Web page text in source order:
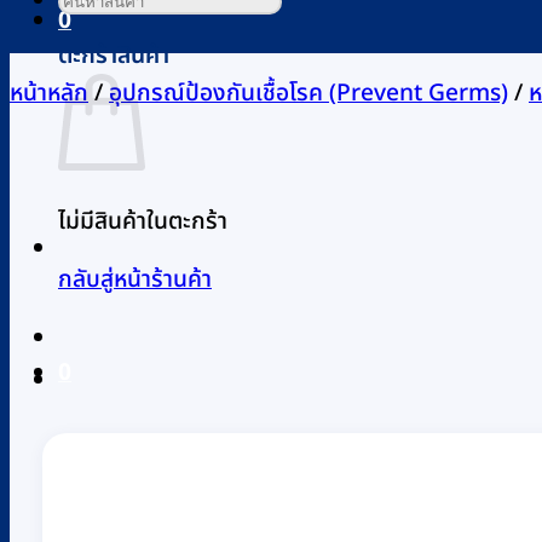
0
ตะกร้าสินค้า
ไม่มีสินค้าในตะกร้า
กลับสู่หน้าร้านค้า
หน้าหลัก/อุปกรณ์ป้องกันเชื้อโรค (Prevent Germs)/